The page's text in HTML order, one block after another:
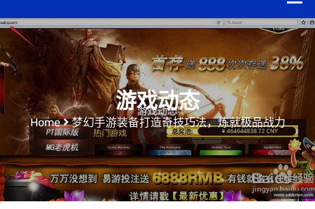
游戏动态
Home 梦幻手游装备打造奇技巧法，炼就极品战力